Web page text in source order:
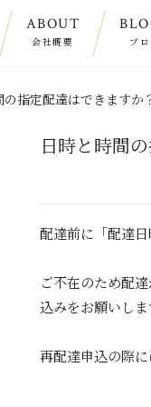
ABOUT
会社概要 ブ
の指定配達はできますか
日時と時間
配達前に「配達日
ご不在のため配
込みをお願いしま
再配達申込の際に